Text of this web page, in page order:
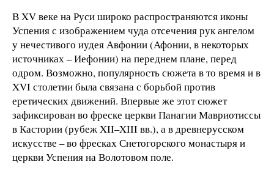
В XV веке на Руси широко распространяются иконы
Успения с изображением чуда отсечения рук ангелом
у нечестивого иудея Авфонии (Афонии, в некоторых
источниках – Иефонии) на переднем плане, перед
одром. Возможно, популярность сюжета в то время и в
XVI столетии была связана с борьбой против
еретических движений. Впервые же этот сюжет
зафиксирован во фреске церкви Панагии Мавриотиссы
в Кастории (рубеж XII–XIII вв.), а в древнерусском
искусстве – во фресках Снетогорского монастыря и
церкви Успения на Волотовом поле.